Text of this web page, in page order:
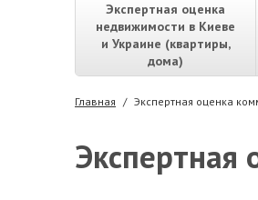
Экспертная оценка
недвижимости в Киеве
и Украине (квартиры,
дома)
Главная / Экспертная оценка
Экспертная